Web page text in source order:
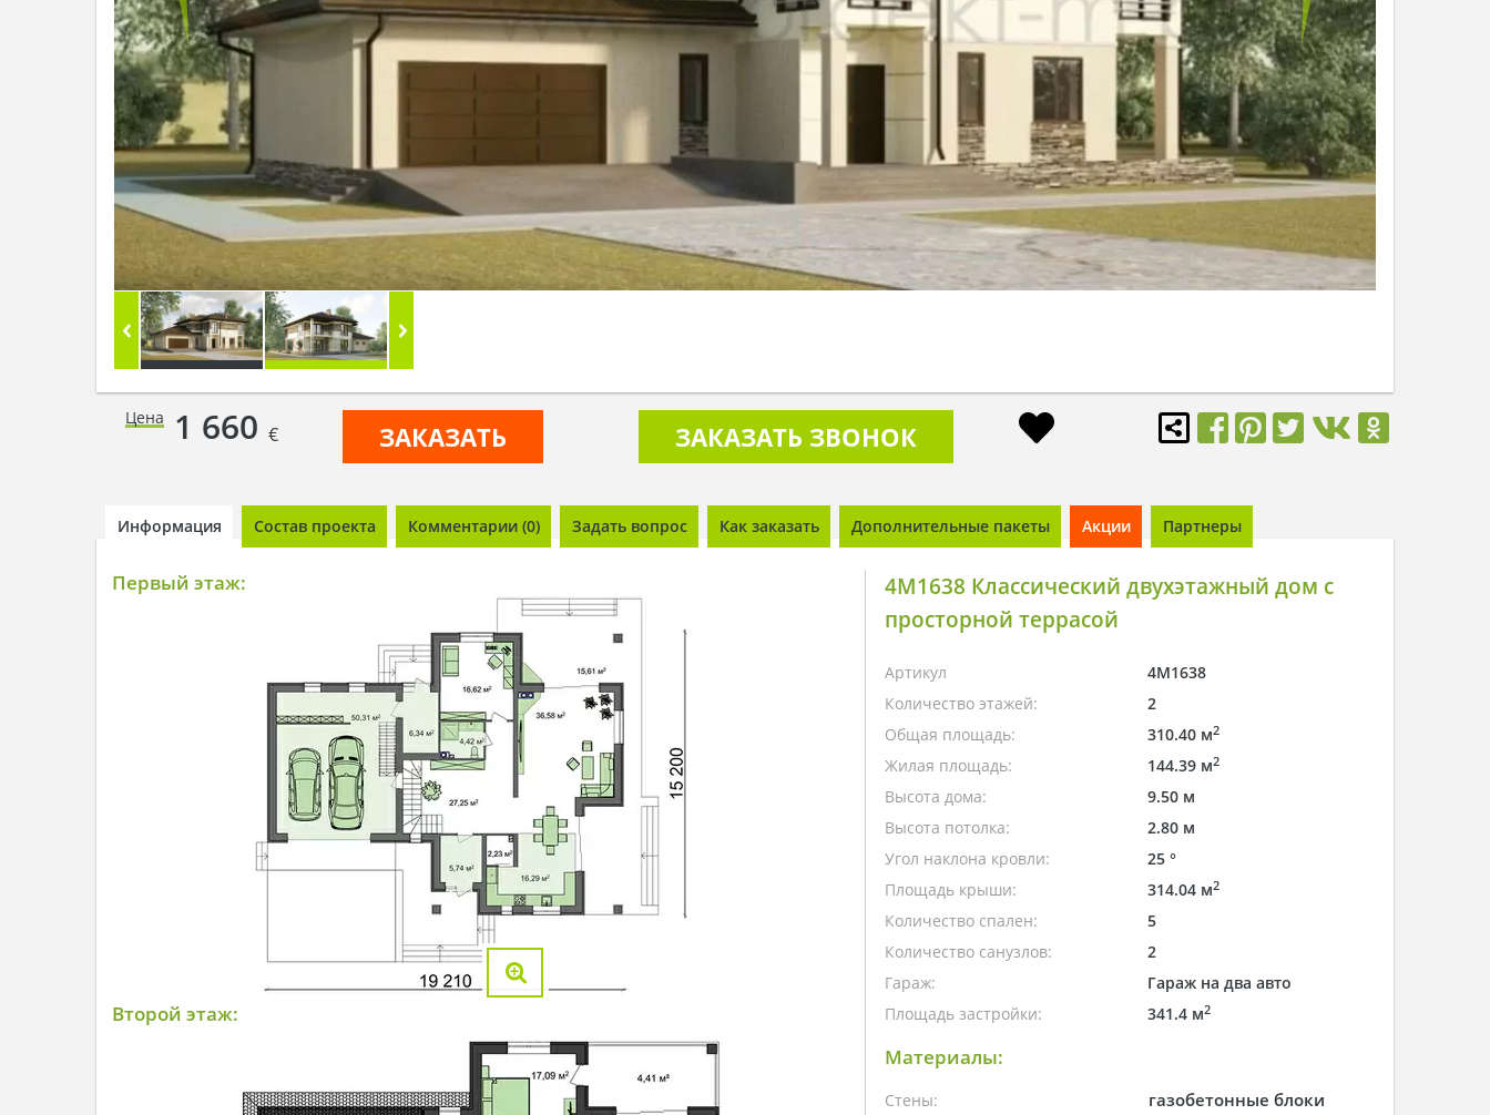
Цена 1 660 € ЗАКАЗАТЬ ЗАКАЗАТЬ ЗВОНОК
Информация Состав проекта Комментарии (0) Задать вопрос Как заказать Дополнительные пакеты Акции Партнеры
Первый этаж:
Второй этаж:
4M1638 Классический двухэтажный дом с
просторной террасой
Артикул
4M1638
Количество этажей:
2
Общая площадь:
310.40 м2
Жилая площадь: 144.39 м2
Высота дома:
9.50 м
Высота потолка:
2.80 м
Угол наклона кровли:
25 °
Площадь крыши:
314.04 м2
Количество спален:
5
Количество санузлов:
2
Гараж:
Гараж на два авто
Площадь застройки:
341.4 м2
Материалы:
Стены: газобетонные блоки